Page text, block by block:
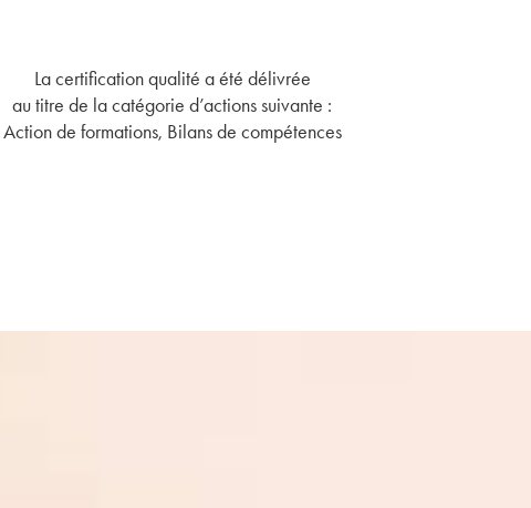
La certification qualité a été délivrée
au titre de la catégorie d’actions suivante :
Action de formations, Bilans de compétences